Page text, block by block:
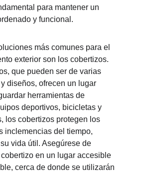
para mantener un
y funcional.
más comunes para el
exterior son los cobertizos.
que pueden ser de varias
diseños, ofrecen un lugar
herramientas de
deportivos, bicicletas y
los cobertizos protegen los
inclemencias del tiempo,
vida útil. Asegúrese de
en un lugar accesible
cerca de donde se utilizarán